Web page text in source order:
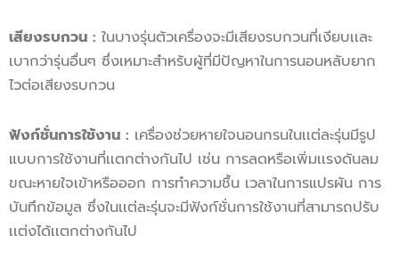
เสียงรบกวน : ในบางรุ่นตัวเครื่องจะมีเสียงรบกวนที่เงียบเเละ
เบากว่ารุ่นอื่นๆ ซึ่งเหมาะสำหรับผู้ที่มีปัญหาในการนอนหลับยาก
ไวต่อเสียงรบกวน
ฟังก์ชั่นการใช้งาน : เครื่องช่วยหายใจนอนกรนในเเต่ละรุ่นมีรูป
แบบการใช้งานที่เเตกต่างกันไป เช่น การลดหรือเพิ่มเเรงดันลม
ขณะหายใจเข้าหรือออก การทำความชื้น เวลาในการแปรผัน การ
บันทึกข้อมูล ซึ่งในเเต่ละรุ่นจะมีฟังก์ชั่นการใช้งานที่สามารถปรับ
เเต่งได้เเตกต่างกันไป